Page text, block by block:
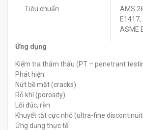
Tiêu chuẩn
AMS
ASME
Ứng dụng
Kiểm tra thẩm thấu (PT – penetrant
Phát hiện:
Nứt bề mặt (cracks)
Rỗ khí (porosity)
Lỗi đúc, rèn
Khuyết tật cực nhỏ (ultra-fine
Ứng dụng thực tế: